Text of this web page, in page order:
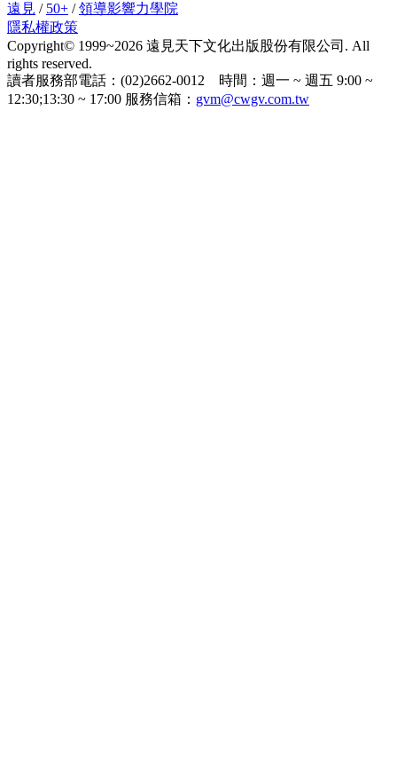
遠見 / 50+ /領導影響力學院
隱私權政策
Copyright© 1999~2026 遠見天下文化出版股份有限公司. All
rights reserved.
讀者服務部電話：(02)2662-0012 時間：週一 ~ 週五 9:00 ~
12:30;13:30 ~ 17:00 服務信箱： gvm@cwgv.com.tw